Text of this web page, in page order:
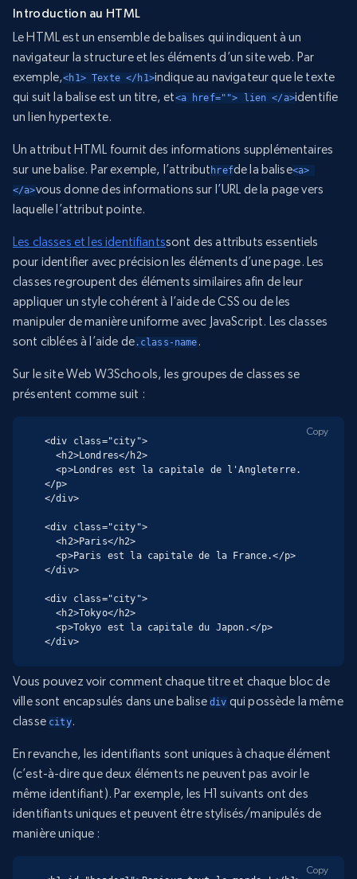
Introduction au HTML
Le HTML est un ensemble de balises qui indiquent à un
navigateur la structure et les éléments d’un site web. Par
exemple,<h1> Texte </h1>indique au navigateur que le texte
qui suit la balise est un titre, et<a href=""> lien </a>identifie
un lien hypertexte.
Un attribut HTML fournit des informations supplémentaires
sur une balise. Par exemple, l’attribut hrefde la balise<a>
</a>vous donne des informations sur l’URL de la page vers
laquelle l’attribut pointe.
Les classes et les identifiantssont des attributs essentiels
pour identifier avec précision les éléments d’une page. Les
classes regroupent des éléments similaires afin de leur
appliquer un style cohérent à l’aide de CSS ou de les
manipuler de manière uniforme avec JavaScript. Les classes
sont ciblées à l’aide de.class-name .
Sur le site Web W3Schools, les groupes de classes se
présentent comme suit :
<div class="city">
  <h2>Londres</h2>
  <p>Londres est la capitale de l'Angleterre.
</p>
</div>
<div class="city">
  <h2>Paris</h2>
  <p>Paris est la capitale de la France.</p>
</div>
<div class="city">
  <h2>Tokyo</h2>
  <p>Tokyo est la capitale du Japon.</p>
</div>
Copy
Vous pouvez voir comment chaque titre et chaque bloc de
ville sont encapsulés dans une balisediv qui possède la même
classe city.
En revanche, les identifiants sont uniques à chaque élément
(c’est-à-dire que deux éléments ne peuvent pas avoir le
même identifiant). Par exemple, les H1 suivants ont des
identifiants uniques et peuvent être stylisés/manipulés de
manière unique :
Copy